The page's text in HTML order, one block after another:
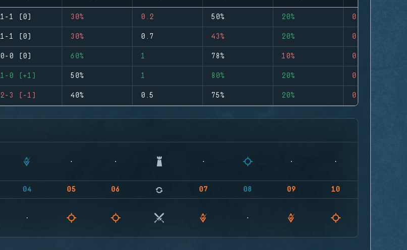
1-1 (0) 30% 0.2 50% 20% 0
1-1 (0) 30% 0.7 43% 20% 0
0-0 (0) 60% 1 78% 10% 0
1-0 (+1) 50% 1 80% 20% 0
2-3 (-1) 40% 0.5 75% 20% 0
04 05 06 07 08 09 10